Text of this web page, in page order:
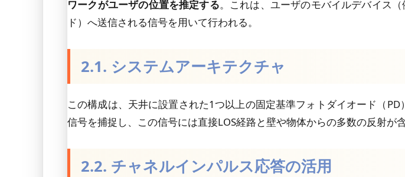
ワークがユーザの位置を推定する。これは、ユーザのモバイルデバイス
ド）へ送信される信号を用いて行われる。
2.1. システムアーキテクチャ
この構成は、天井に設置された1つ以上の固定基準フォトダイオード（
信号を捕捉し、この信号には直接LOS経路と壁や物体からの多数の反射が含
2.2. チャネルインパルス応答の活用